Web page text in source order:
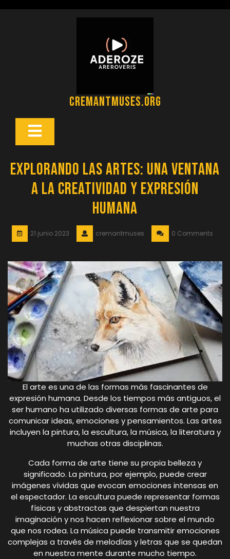
cremantmuses.org
Botón
Explorando las artes: una ventana
a la creatividad y expresión
humana
21 junio 2023 cremantmuses 0 Comments
El arte es una de las formas más fascinantes de
expresión humana. Desde los tiempos más antiguos, el
ser humano ha utilizado diversas formas de arte para
comunicar ideas, emociones y pensamientos. Las artes
incluyen la pintura, la escultura, la música, la literatura y
muchas otras disciplinas.
Cada forma de arte tiene su propia belleza y
significado. La pintura, por ejemplo, puede crear
imágenes vívidas que evocan emociones intensas en
el espectador. La escultura puede representar formas
físicas y abstractas que despiertan nuestra
imaginación y nos hacen reflexionar sobre el mundo
que nos rodea. La música puede transmitir emociones
complejas a través de melodías y letras que se quedan
en nuestra mente durante mucho tiempo.